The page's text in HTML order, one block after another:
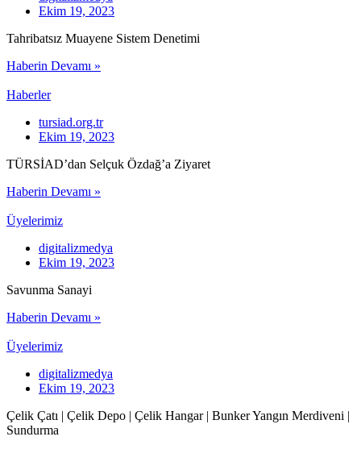
Ekim 19, 2023
Tahribatsız Muayene Sistem Denetimi
Haberin Devamı »
Haberler
tursiad.org.tr
Ekim 19, 2023
TÜRSİAD’dan Selçuk Özdağ’a Ziyaret
Haberin Devamı »
Üyelerimiz
digitalizmedya
Ekim 19, 2023
Savunma Sanayi
Haberin Devamı »
Üyelerimiz
digitalizmedya
Ekim 19, 2023
Çelik Çatı | Çelik Depo | Çelik Hangar | Bunker Yangın Merdiveni |
Sundurma